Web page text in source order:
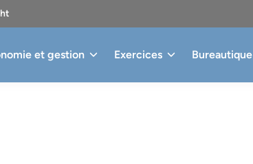
et gestion Exercices Bureautique